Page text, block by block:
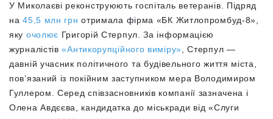
У Миколаєві реконструюють госпіталь ветеранів. Підряд
на45,5 млн грн отримала фірма «БК Житлопромбуд-8»,
яку очолює Григорій Стерпул. За інформацією
журналістів«Антикорупційного виміру» , Стерпул —
давній учасник політичного та будівельного життя міста,
пов’язаний із покійним заступником мера Володимиром
Гуллером. Серед співзасновників компанії зазначена і
Олена Авдєєва, кандидатка до міськради від «Слуги